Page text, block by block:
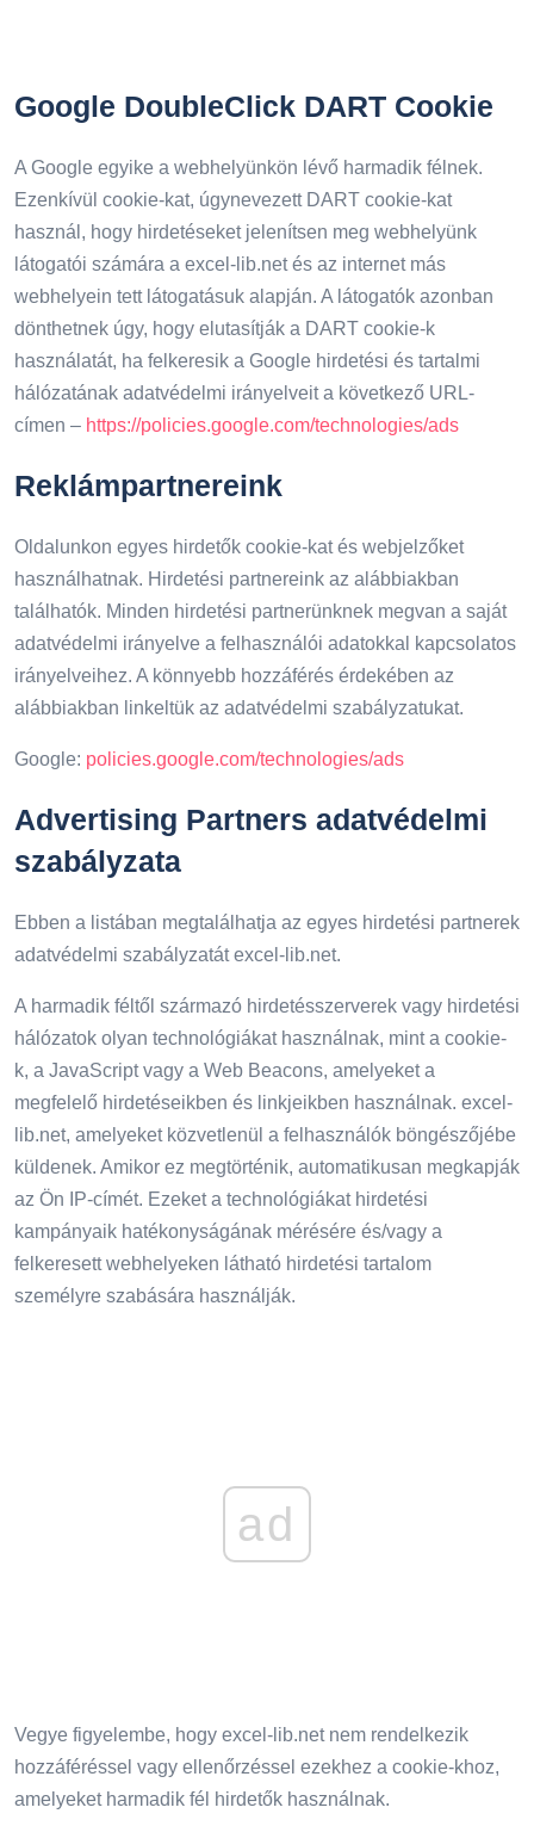
Google DoubleClick DART Cookie
A Google egyike a webhelyünkön lévő harmadik félnek.
Ezenkívül cookie-kat, úgynevezett DART cookie-kat
használ, hogy hirdetéseket jelenítsen meg webhelyünk
látogatói számára a excel-lib.net és az internet más
webhelyein tett látogatásuk alapján. A látogatók azonban
dönthetnek úgy, hogy elutasítják a DART cookie-k
használatát, ha felkeresik a Google hirdetési és tartalmi
hálózatának adatvédelmi irányelveit a következő URL-
címen – https://policies.google.com/technologies/ads
Reklámpartnereink
Oldalunkon egyes hirdetők cookie-kat és webjelzőket
használhatnak. Hirdetési partnereink az alábbiakban
találhatók. Minden hirdetési partnerünknek megvan a saját
adatvédelmi irányelve a felhasználói adatokkal kapcsolatos
irányelveihez. A könnyebb hozzáférés érdekében az
alábbiakban linkeltük az adatvédelmi szabályzatukat.
Google: policies.google.com/technologies/ads
Advertising Partners adatvédelmi
szabályzata
Ebben a listában megtalálhatja az egyes hirdetési partnerek
adatvédelmi szabályzatát excel-lib.net.
A harmadik féltől származó hirdetésszerverek vagy hirdetési
hálózatok olyan technológiákat használnak, mint a cookie-
k, a JavaScript vagy a Web Beacons, amelyeket a
megfelelő hirdetéseikben és linkjeikben használnak. excel-
lib.net, amelyeket közvetlenül a felhasználók böngészőjébe
küldenek. Amikor ez megtörténik, automatikusan megkapják
az Ön IP-címét. Ezeket a technológiákat hirdetési
kampányaik hatékonyságának mérésére és/vagy a
felkeresett webhelyeken látható hirdetési tartalom
személyre szabására használják.
ad
Vegye figyelembe, hogy excel-lib.net nem rendelkezik
hozzáféréssel vagy ellenőrzéssel ezekhez a cookie-khoz,
amelyeket harmadik fél hirdetők használnak.